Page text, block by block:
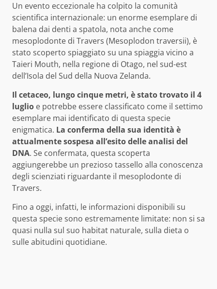
Un evento eccezionale ha colpito la comunità
scientifica internazionale: un enorme esemplare di
balena dai denti a spatola, nota anche come
mesoplodonte di Travers (Mesoplodon traversii), è
stato scoperto spiaggiato su una spiaggia vicino a
Taieri Mouth, nella regione di Otago, nel sud-est
dell’Isola del Sud della Nuova Zelanda.
Il cetaceo, lungo cinque metri, è stato trovato il 4
luglio e potrebbe essere classificato come il settimo
esemplare mai identificato di questa specie
enigmatica. La conferma della sua identità è
attualmente sospesa all’esito delle analisi del
DNA. Se confermata, questa scoperta
aggiungerebbe un prezioso tassello alla conoscenza
degli scienziati riguardante il mesoplodonte di
Travers.
Fino a oggi, infatti, le informazioni disponibili su
questa specie sono estremamente limitate: non si sa
quasi nulla sul suo habitat naturale, sulla dieta o
sulle abitudini quotidiane.